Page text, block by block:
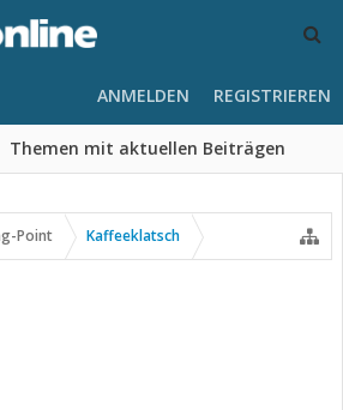
Themen mit aktuellen Beiträgen
ANMELDEN REGISTRIEREN
Point Kaffeeklatsch